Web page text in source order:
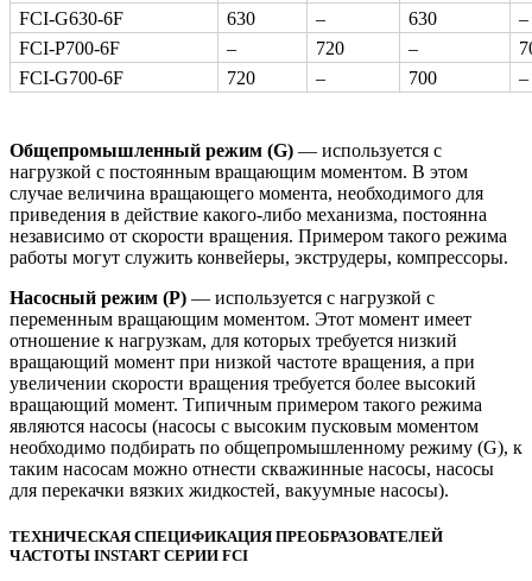
FCI-G630-6F
630 – 630
–
FCI-P700-6F
– 720 –
FCI-G700-6F
720 – 700 –
Общепромышленный режим (G) — используется с
нагрузкой с постоянным вращающим моментом. В этом
случае величина вращающего момента, необходимого для
приведения в действие какого-либо механизма, постоянна
независимо от скорости вращения. Примером такого режима
работы могут служить конвейеры, экструдеры, компрессоры.
Насосный режим (P) — используется с нагрузкой с
переменным вращающим моментом. Этот момент имеет
отношение к нагрузкам, для которых требуется низкий
вращающий момент при низкой частоте вращения, а при
увеличении скорости вращения требуется более высокий
вращающий момент. Типичным примером такого режима
являются насосы (насосы с высоким пусковым моментом
необходимо подбирать по общепромышленному режиму (G), к
таким насосам можно отнести скважинные насосы, насосы
для перекачки вязких жидкостей, вакуумные насосы).
ТЕХНИЧЕСКАЯ СПЕЦИФИКАЦИЯ ПРЕОБРАЗОВАТЕЛЕЙ
ЧАСТОТЫ INSTART СЕРИИ FCI